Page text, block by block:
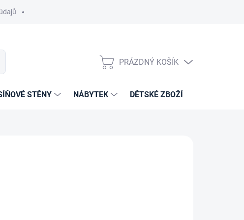
NÁKUPNÍ
PRÁZDNÝ KOŠÍK
STĚNY NÁBYTEK DĚTSKÉ ZBOŽÍ